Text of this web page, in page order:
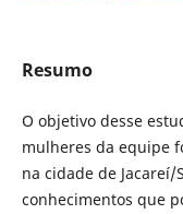
Resumo
O objetivo desse
mulheres da equipe
na cidade de
conhecimentos que